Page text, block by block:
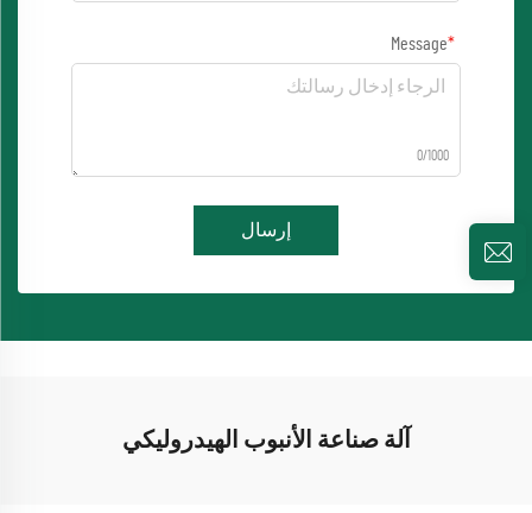
Message
0/1000
إرسال
آلة صناعة الأنبوب الهيدروليكي